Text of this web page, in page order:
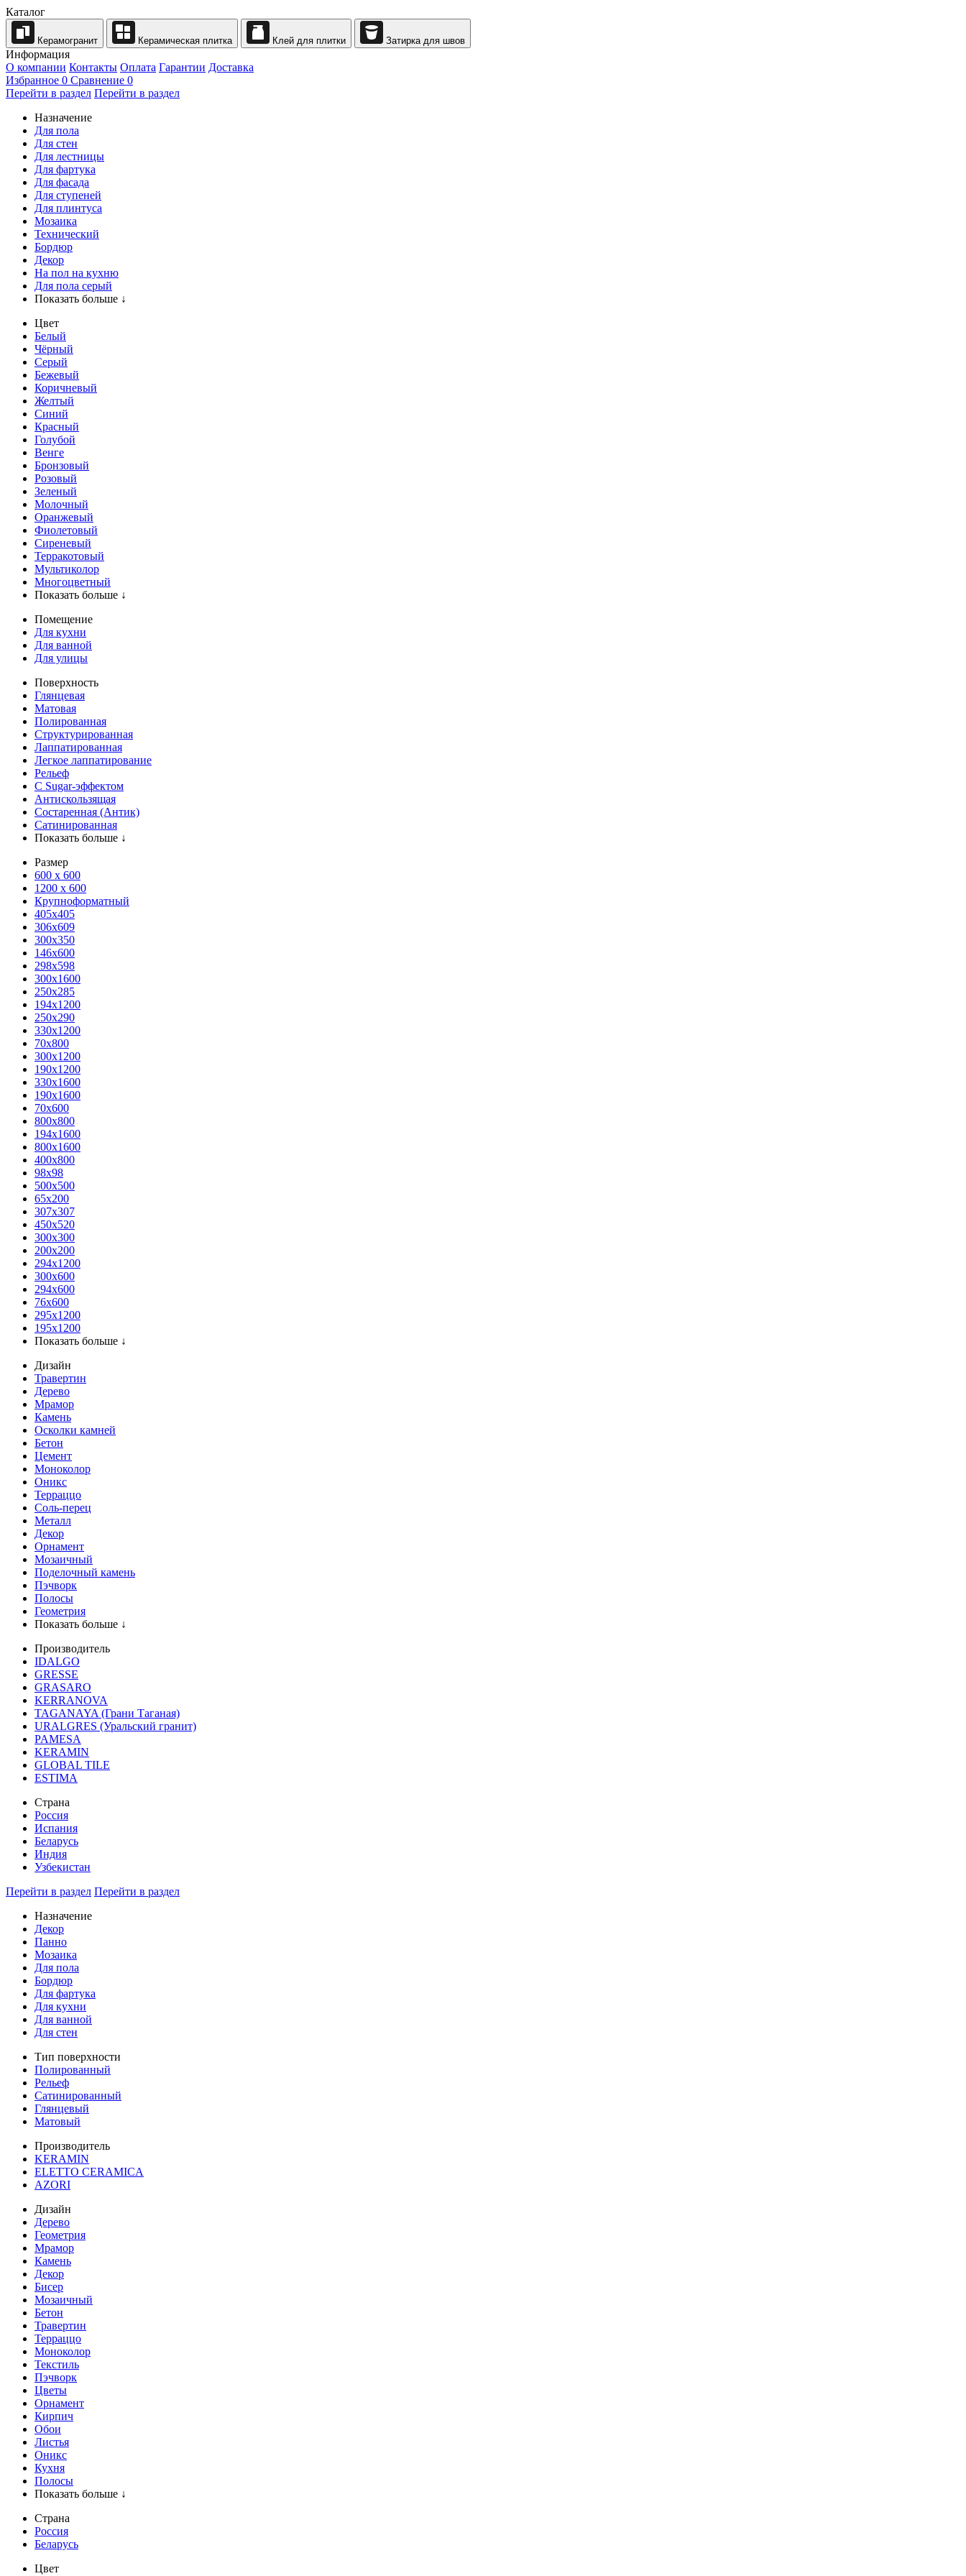
Каталог
Керамогранит Керамическая плитка Клей для плитки Затирка для швов
Информация
О компании Контакты Оплата Гарантии Доставка
Избранное 0 Сравнение 0
Перейти в раздел Перейти в раздел
Назначение
Для пола
Для стен
Для лестницы
Для фартука
Для фасада
Для ступеней
Для плинтуса
Мозаика
Технический
Бордюр
Декор
На пол на кухню
Для пола серый
Показать больше ↓
Цвет
Белый
Чёрный
Серый
Бежевый
Коричневый
Желтый
Синий
Красный
Голубой
Венге
Бронзовый
Розовый
Зеленый
Молочный
Оранжевый
Фиолетовый
Сиреневый
Терракотовый
Мультиколор
Многоцветный
Показать больше ↓
Помещение
Для кухни
Для ванной
Для улицы
Поверхность
Глянцевая
Матовая
Полированная
Структурированная
Лаппатированная
Легкое лаппатирование
Рельеф
С Sugar-эффектом
Антискользящая
Состаренная (Антик)
Сатинированная
Показать больше ↓
Размер
600 х 600
1200 х 600
Крупноформатный
405x405
306x609
300x350
146x600
298x598
300x1600
250x285
194x1200
250x290
330x1200
70x800
300x1200
190x1200
330x1600
190x1600
70x600
800x800
194x1600
800x1600
400х800
98x98
500x500
65x200
307x307
450x520
300x300
200x200
294x1200
300x600
294x600
76х600
295х1200
195х1200
Показать больше ↓
Дизайн
Травертин
Дерево
Мрамор
Камень
Осколки камней
Бетон
Цемент
Моноколор
Оникс
Терраццо
Соль-перец
Металл
Декор
Орнамент
Мозаичный
Поделочный камень
Пэчворк
Полосы
Геометрия
Показать больше ↓
Производитель
IDALGO
GRESSE
GRASARO
KERRANOVA
TAGANAYA (Грани Таганая)
URALGRES (Уральский гранит)
PAMESA
KERAMIN
GLOBAL TILE
ESTIMA
Страна
Россия
Испания
Беларусь
Индия
Узбекистан
Перейти в раздел Перейти в раздел
Назначение
Декор
Панно
Мозаика
Для пола
Бордюр
Для фартука
Для кухни
Для ванной
Для стен
Тип поверхности
Полированный
Рельеф
Сатинированный
Глянцевый
Матовый
Производитель
KERAMIN
ELETTO CERAMICA
AZORI
Дизайн
Дерево
Геометрия
Мрамор
Камень
Декор
Бисер
Мозаичный
Бетон
Травертин
Терраццо
Моноколор
Текстиль
Пэчворк
Цветы
Орнамент
Кирпич
Обои
Листья
Оникс
Кухня
Полосы
Показать больше ↓
Страна
Россия
Беларусь
Цвет